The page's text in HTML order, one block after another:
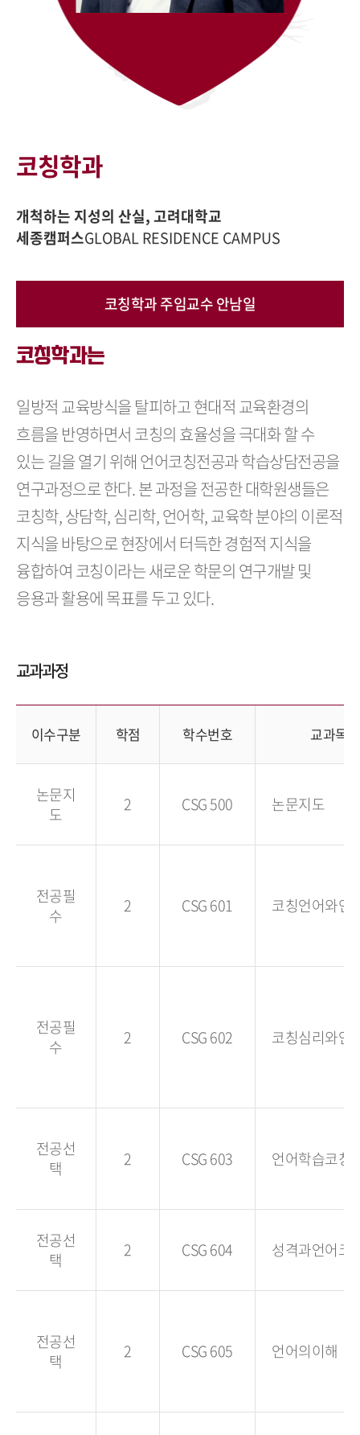
코칭학과
개척하는 지성의 산실, 고려대학교
세종캠퍼스GLOBAL RESIDENCE CAMPUS
코칭학과는
일방적 교육방식을 탈피하고 현대적 교육환경의
흐름을 반영하면서 코칭의 효율성을 극대화 할 수
있는 길을 열기 위해 언어코칭전공과 학습상담전공을
연구과정으로 한다.본 과정을 전공한 대학원생들은
코칭학, 상담학, 심리학, 언어학, 교육학 분야의 이론적
지식을 바탕으로 현장에서 터득한 경험적 지식을
융합하여 코칭이라는 새로운 학문의 연구개발 및
응용과 활용에 목표를 두고 있다.
코칭학과 주임교수 안남일
교과과정
이수구분 학점 학수번호 교과목명
논문지
도
2 CSG 500 논문지도
전공필
수
2 CSG 601 코칭언어와인
전공필
수
2 CSG 602 코칭심리와언
전공선
택
2 CSG 603 언어학습코칭
전공선
택
2 CSG 604 성격과언어
전공선
택
2 CSG 605 언어의이해